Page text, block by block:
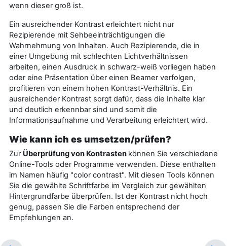
wenn dieser groß ist.
Ein ausreichender Kontrast erleichtert nicht nur
Rezipierende mit Sehbeeinträchtigungen die
Wahrnehmung von Inhalten. Auch Rezipierende, die in
einer Umgebung mit schlechten Lichtverhältnissen
arbeiten, einen Ausdruck in schwarz-weiß vorliegen haben
oder eine Präsentation über einen Beamer verfolgen,
profitieren von einem hohen Kontrast-Verhältnis. Ein
ausreichender Kontrast sorgt dafür, dass die Inhalte klar
und deutlich erkennbar sind und somit die
Informationsaufnahme und Verarbeitung erleichtert wird.
Wie kann ich es umsetzen/prüfen?
Zur Überprüfung von Kontrasten können Sie verschiedene
Online-Tools oder Programme verwenden. Diese enthalten
im Namen häufig "color contrast". Mit diesen Tools können
Sie die gewählte Schriftfarbe im Vergleich zur gewählten
Hintergrundfarbe überprüfen. Ist der Kontrast nicht hoch
genug, passen Sie die Farben entsprechend der
Empfehlungen an.